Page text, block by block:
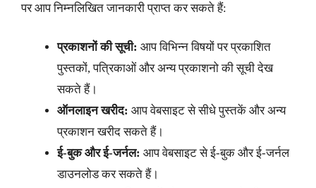
पर आप निम्नलिखित जानकारी प्राप्त कर सकते हैं:
प्रकाशनों की सूची: आप विभिन्न विषयों पर प्रकाशित
पुस्तकों, पत्रिकाओं और अन्य प्रकाशनो की सूची देख
सकते हैं।
ऑनलाइन खरीद: आप वेबसाइट से सीधे पुस्तकें और अन्य
प्रकाशन खरीद सकते हैं।
ई-बुक और ई-जर्नल: आप वेबसाइट से ई-बुक और ई-जर्नल
डाउनलोड कर सकते हैं।